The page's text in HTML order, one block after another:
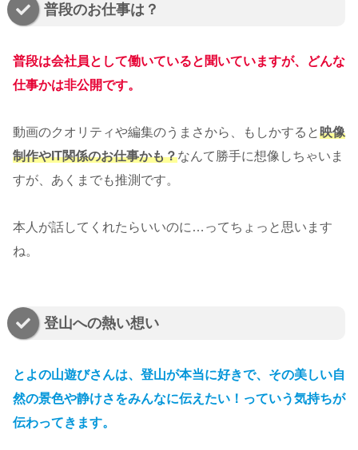
普段のお仕事は？
普段は会社員として働いていると聞いていますが、どんな
仕事かは非公開です。
動画のクオリティや編集のうまさから、もしかすると映像
制作やIT関係のお仕事かも？なんて勝手に想像しちゃいま
すが、あくまでも推測です。
本人が話してくれたらいいのに…ってちょっと思います
ね。
登山への熱い想い
とよの山遊びさんは、登山が本当に好きで、その美しい自
然の景色や静けさをみんなに伝えたい！っていう気持ちが
伝わってきます。